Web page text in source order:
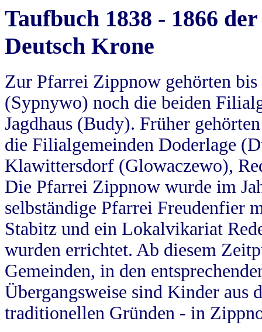
Taufbuch 1838 - 1866
Deutsch Krone
Zur Pfarrei Zippnow gehörten
(Sypnywo) noch die beiden
Jagdhaus (Budy). Früher
die Filialgemeinden Doderlage
Klawittersdorf (Glowaczewo),
Die Pfarrei Zippnow wurde im
selbständige Pfarrei Freudenfier
Stabitz und ein Lokalvikariat
wurden errichtet. Ab diesem
Gemeinden, in den
Übergangsweise sind Kinder aus
traditionellen Gründen - in